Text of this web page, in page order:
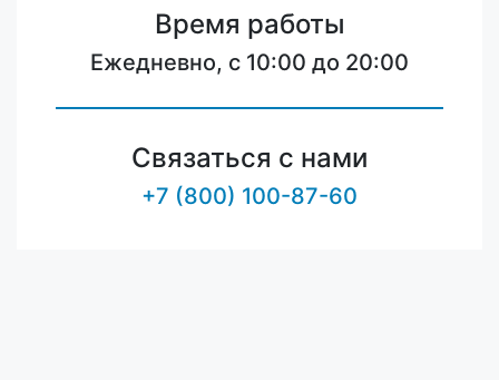
Время работы
Ежедневно, с 10:00 до 20:00
Связаться с нами
+7 (800) 100-87-60